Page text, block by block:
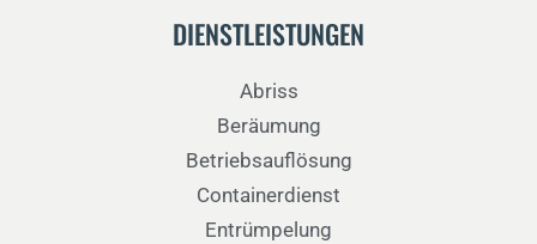
DIENSTLEISTUNGEN
Abriss
Beräumung
Betriebsauflösung
Containerdienst
Entrümpelung